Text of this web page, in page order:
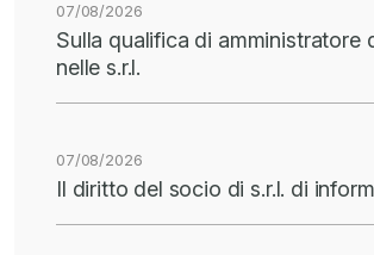
07/08/2026
Sulla qualifica di amministratore
nelle s.r.l.
07/08/2026
Il diritto del socio di s.r.l. di